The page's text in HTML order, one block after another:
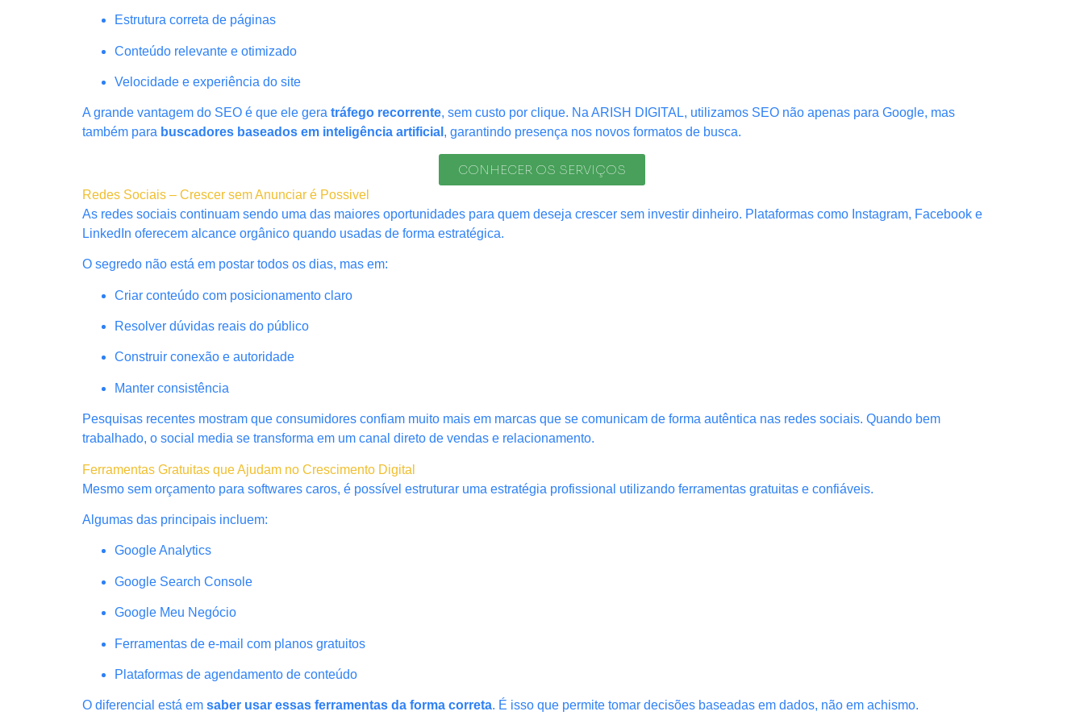
Estrutura correta de páginas
Conteúdo relevante e otimizado
Velocidade e experiência do site
A grande vantagem do SEO é que ele gera tráfego recorrente, sem custo por clique. Na ARISH DIGITAL, utilizamos SEO não apenas para Google, mas
também para buscadores baseados em inteligência artificial , garantindo presença nos novos formatos de busca.
CONHECER OS SERVIÇOS
Redes Sociais – Crescer sem Anunciar é Possivel
As redes sociais continuam sendo uma das maiores oportunidades para quem deseja crescer sem investir dinheiro. Plataformas como Instagram, Facebook e
LinkedIn oferecem alcance orgânico quando usadas de forma estratégica.
O segredo não está em postar todos os dias, mas em:
Criar conteúdo com posicionamento claro
Resolver dúvidas reais do público
Construir conexão e autoridade
Manter consistência
Pesquisas recentes mostram que consumidores confiam muito mais em marcas que se comunicam de forma autêntica nas redes sociais. Quando bem
trabalhado, o social media se transforma em um canal direto de vendas e relacionamento.
Ferramentas Gratuitas que Ajudam no Crescimento Digital
Mesmo sem orçamento para softwares caros, é possível estruturar uma estratégia profissional utilizando ferramentas gratuitas e confiáveis.
Algumas das principais incluem:
Google Analytics
Google Search Console
Google Meu Negócio
Ferramentas de e-mail com planos gratuitos
Plataformas de agendamento de conteúdo
O diferencial está em saber usar essas ferramentas da forma correta. É isso que permite tomar decisões baseadas em dados, não em achismo.